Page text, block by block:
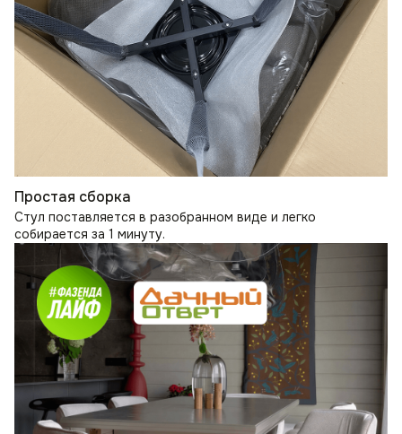
Простая сборка
Стул поставляется в разобранном виде и легко
собирается за 1 минуту.